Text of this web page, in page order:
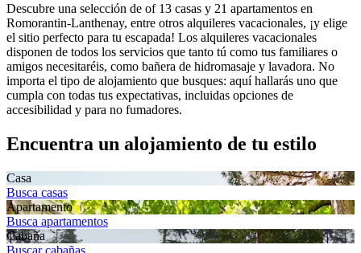
Descubre una selección de of 13 casas y 21 apartamentos en
Romorantin-Lanthenay, entre otros alquileres vacacionales, ¡y elige
el sitio perfecto para tu escapada! Los alquileres vacacionales
disponen de todos los servicios que tanto tú como tus familiares o
amigos necesitaréis, como bañera de hidromasaje y lavadora. No
importa el tipo de alojamiento que busques: aquí hallarás uno que
cumpla con todas tus expectativas, incluidas opciones de
accesibilidad y para no fumadores.
Encuentra un alojamiento de tu estilo
Casa
Busca casas
Apartamento
Busca apartamentos
Cabaña